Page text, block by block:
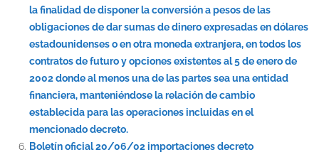
la finalidad de disponer la conversión a pesos de las
obligaciones de dar sumas de dinero expresadas en dólares
estadounidenses o en otra moneda extranjera, en todos los
contratos de futuro y opciones existentes al 5 de enero de
2002 donde al menos una de las partes sea una entidad
financiera, manteniéndose la relación de cambio
establecida para las operaciones incluidas en el
mencionado decreto.
Boletín oficial 20/06/02 importaciones decreto